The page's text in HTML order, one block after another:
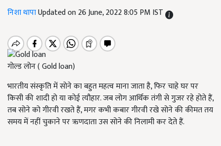
निशा थापाUpdated on 26 June, 2022 8:05 PM IST
गोल्ड लोन ( Gold loan)
भारतीय संस्कृति में सोने का बहुत महत्व माना जाता है,फिर चाहे घर पर
किसी की शादी हो या कोई त्यौहार. जब लोग आर्थिक तंगी से गुजर रहे होते हैं,
तब सोने को गीरवी रखते हैं,मगर कभी कबार गीरवी रखे सोने की कीमत तय
समय में नहीं चुकाने पर ऋणदाता उस सोने की निलामी कर देते हैं.